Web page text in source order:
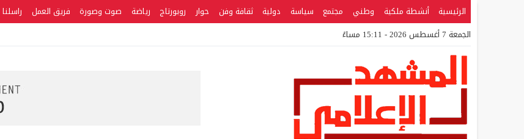
الرئيسية أنشطة ملكية وطني مجتمع سياسة دولية ثقافة وفن حوار روبورتاج رياضة صوت وصورة فريق العمل راسلنا
الجمعة 7 أغسطس 2026 - 15:11 مساءً